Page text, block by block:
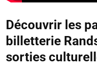
Découvrir les
billetterie
sorties